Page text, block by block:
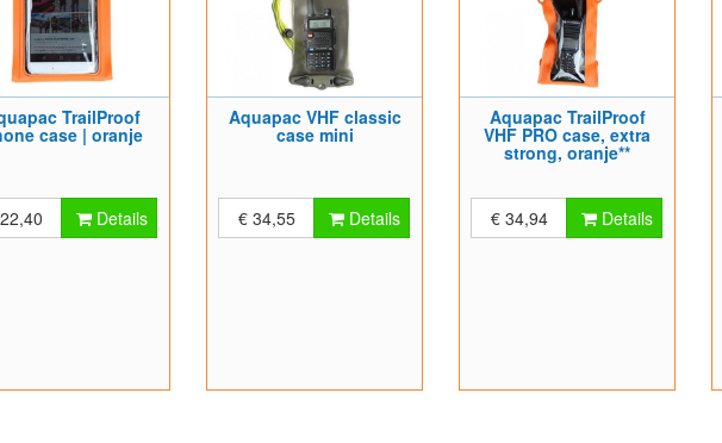
TrailProof
case | oranje
Details
Aquapac VHF classic
case mini
€ 34,55 Details
Aquapac TrailProof
VHF PRO case, extra
strong, oranje**
€ 34,94 Details